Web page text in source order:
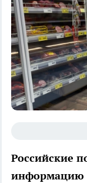
Российские
информацию